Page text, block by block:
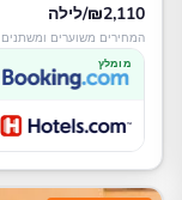
₪2,110/לילה
המחירים משוערים
מומלץ